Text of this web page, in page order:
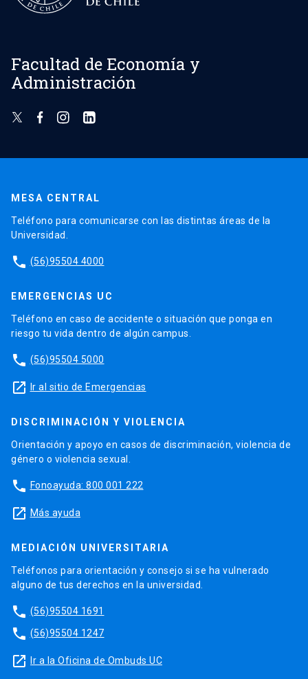
Facultad de Economía y
Administración
MESA CENTRAL
Teléfono para comunicarse con las distintas áreas de la
Universidad.
phone (56)95504 4000
EMERGENCIAS UC
Teléfono en caso de accidente o situación que ponga en
riesgo tu vida dentro de algún campus.
phone (56)95504 5000
launch Ir al sitio de Emergencias
DISCRIMINACIÓN Y VIOLENCIA
Orientación y apoyo en casos de discriminación, violencia de
género o violencia sexual.
phone Fonoayuda: 800 001 222
launch Más ayuda
MEDIACIÓN UNIVERSITARIA
Teléfonos para orientación y consejo si se ha vulnerado
alguno de tus derechos en la universidad.
phone (56)95504 1691
phone (56)95504 1247
launch Ir a la Oficina de Ombuds UC